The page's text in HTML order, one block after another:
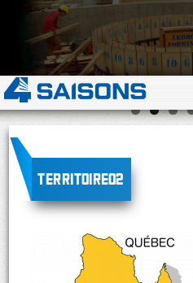
territoire02